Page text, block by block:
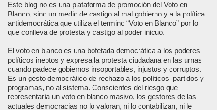
Este blog no es una plataforma de promoción del Voto en
Blanco, sino un medio de castigo al mal gobierno y a la política
antidemocrática que utiliza el termino “Voto en Blanco” por lo
que conlleva de protesta y castigo al poder inicuo.
El voto en blanco es una bofetada democrática a los poderes
políticos ineptos y expresa la protesta ciudadana en las urnas
cuando padece gobiernos insoportables, injustos y corruptos.
Es un gesto democrático de rechazo a los políticos, partidos y
programas, no al sistema. Conscientes del riesgo que
representaría un voto en blanco masivo, los gestores de las
actuales democracias no lo valoran, ni lo contabilizan, ni le